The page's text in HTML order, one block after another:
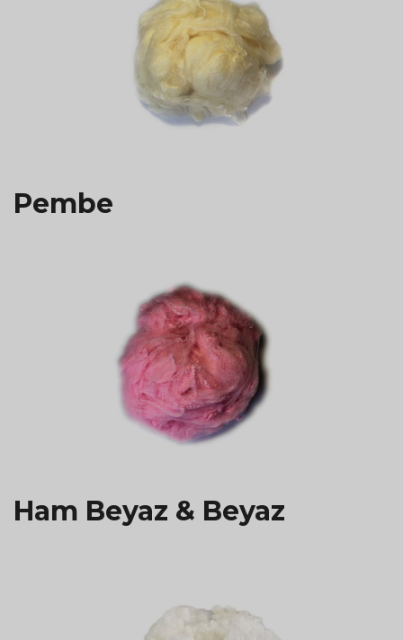
Pembe
Ham Beyaz & Beyaz